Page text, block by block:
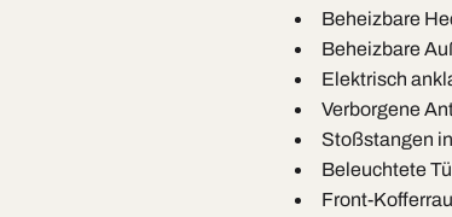
Beheizbare
Beheizbare
Elektrisch
Verborgene
Stoßstangen
Beleuchtete
Front-